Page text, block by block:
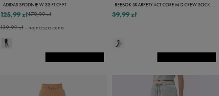
ADIDAS SPODNIE W 3S FT CF PT
179,99 zł
125,99 zł
139,99 zł- najniższa cena
REEBOK SKARPETY ACT CORE MID CREW SOCK 3P
39,99 zł